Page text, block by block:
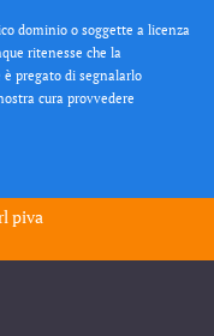
dominio o soggette a licenza
ritenesse che la
pregato di segnalarlo
cura provvedere
piva